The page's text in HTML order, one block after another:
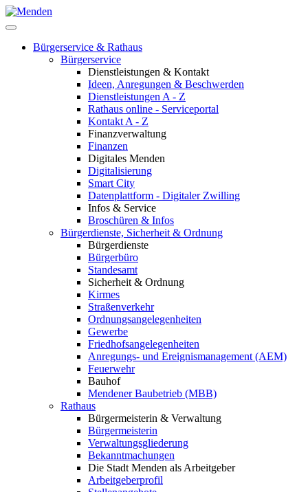
Bürgerservice & Rathaus
Bürgerservice
Dienstleistungen & Kontakt
Ideen, Anregungen & Beschwerden
Dienstleistungen A - Z
Rathaus online - Serviceportal
Kontakt A - Z
Finanzverwaltung
Finanzen
Digitales Menden
Digitalisierung
Smart City
Datenplattform - Digitaler Zwilling
Infos & Service
Broschüren & Infos
Bürgerdienste, Sicherheit & Ordnung
Bürgerdienste
Bürgerbüro
Standesamt
Sicherheit & Ordnung
Kirmes
Straßenverkehr
Ordnungsangelegenheiten
Gewerbe
Friedhofsangelegenheiten
Anregungs- und Ereignismanagement (AEM)
Feuerwehr
Bauhof
Mendener Baubetrieb (MBB)
Rathaus
Bürgermeisterin & Verwaltung
Bürgermeisterin
Verwaltungsgliederung
Bekanntmachungen
Die Stadt Menden als Arbeitgeber
Arbeitgeberprofil